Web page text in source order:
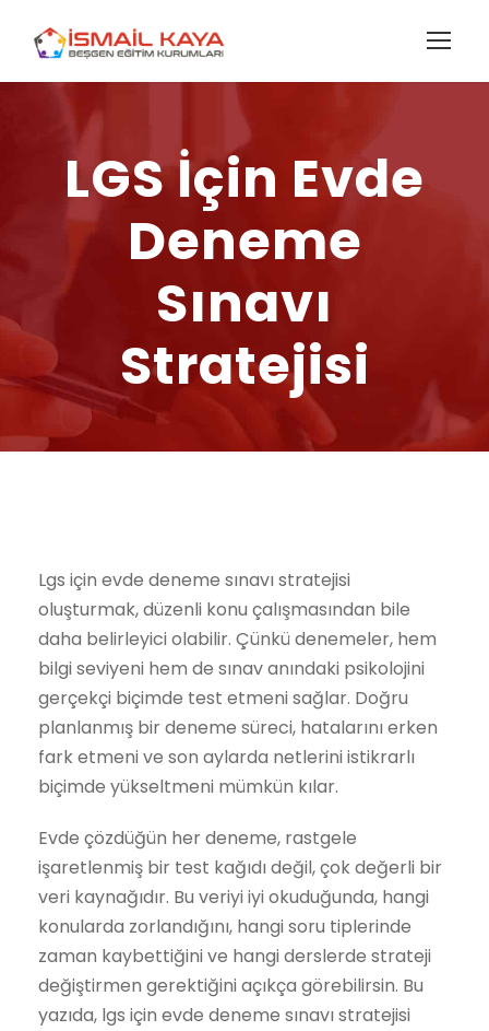
LGS İçin Evde
Deneme
Sınavı
Stratejisi
Lgs için evde deneme sınavı stratejisi
oluşturmak, düzenli konu çalışmasından bile
daha belirleyici olabilir. Çünkü denemeler, hem
bilgi seviyeni hem de sınav anındaki psikolojini
gerçekçi biçimde test etmeni sağlar. Doğru
planlanmış bir deneme süreci, hatalarını erken
fark etmeni ve son aylarda netlerini istikrarlı
biçimde yükseltmeni mümkün kılar.
Evde çözdüğün her deneme, rastgele
işaretlenmiş bir test kağıdı değil, çok değerli bir
veri kaynağıdır. Bu veriyi iyi okuduğunda, hangi
konularda zorlandığını, hangi soru tiplerinde
zaman kaybettiğini ve hangi derslerde strateji
değiştirmen gerektiğini açıkça görebilirsin. Bu
yazıda, lgs için evde deneme sınavı stratejisi